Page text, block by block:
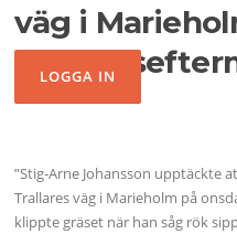
väg i
”Stig-Arne Johansson upptäckte
Trallares väg i Marieholm på
klippte gräset när han såg rök